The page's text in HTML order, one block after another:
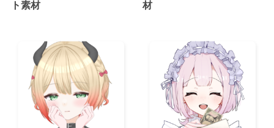
ト素材
材